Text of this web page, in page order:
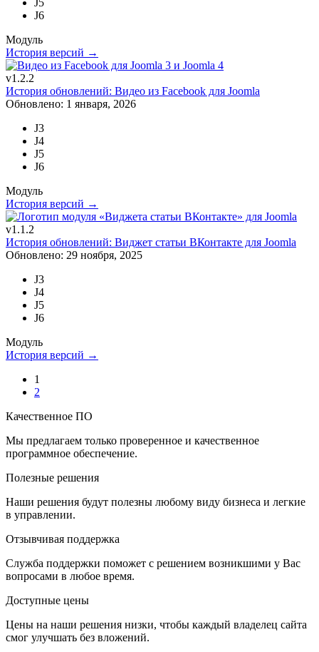
J6
Модуль
История версий →
v1.2.2
История обновлений: Видео из Facebook для Joomla
Обновлено: 1 января, 2026
J3
J4
J5
J6
Модуль
История версий →
v1.1.2
История обновлений: Виджет статьи ВКонтакте для Joomla
Обновлено: 29 ноября, 2025
J3
J4
J5
J6
Модуль
История версий →
1
2
Качественное ПО
Мы предлагаем только проверенное и качественное
программное обеспечение.
Полезные решения
Наши решения будут полезны любому виду бизнеса и легкие
в управлении.
Отзывчивая поддержка
Служба поддержки поможет с решением возникшими у Вас
вопросами в любое время.
Доступные цены
Цены на наши решения низки, чтобы каждый владелец сайта
смог улучшать без вложений.